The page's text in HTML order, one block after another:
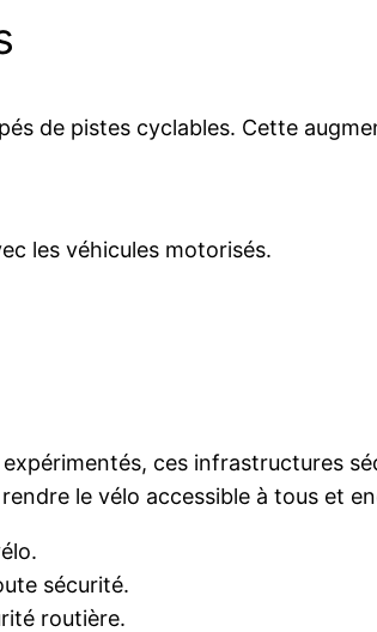
de pistes cyclables. Cette
les véhicules motorisés.
ces infrastructures
le vélo accessible à tous et
sécurité.
routière.